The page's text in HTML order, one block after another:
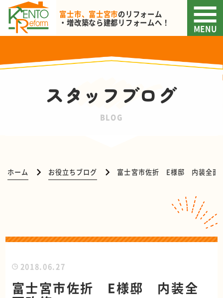
富士市、富士宮市のリフォーム
・増改築なら建都リフォームへ！
MENU
スタッフブログ
BLOG
ホーム お役立ちブログ 富士宮市佐折 E様邸 内装全面
2018.06.27
富士宮市佐折 E様邸 内装全